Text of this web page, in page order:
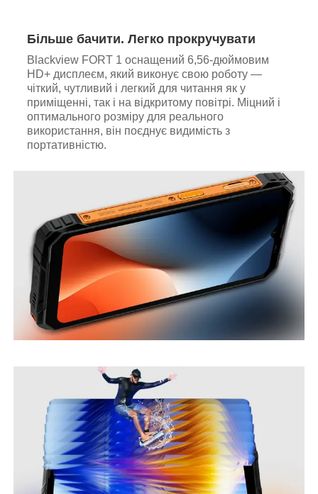
Більше бачити. Легко прокручувати
Blackview FORT 1 оснащений 6,56-дюймовим
HD+ дисплеєм, який виконує свою роботу —
чіткий, чутливий і легкий для читання як у
приміщенні, так і на відкритому повітрі. Міцний і
оптимального розміру для реального
використання, він поєднує видимість з
портативністю.